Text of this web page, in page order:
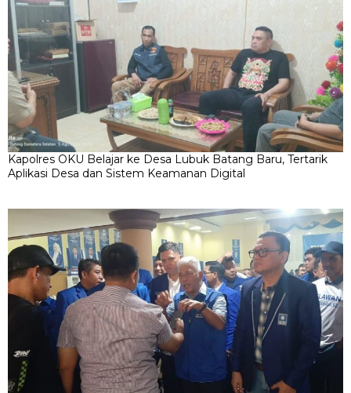
Kapolres OKU Belajar ke Desa Lubuk Batang Baru, Tertarik
Aplikasi Desa dan Sistem Keamanan Digital